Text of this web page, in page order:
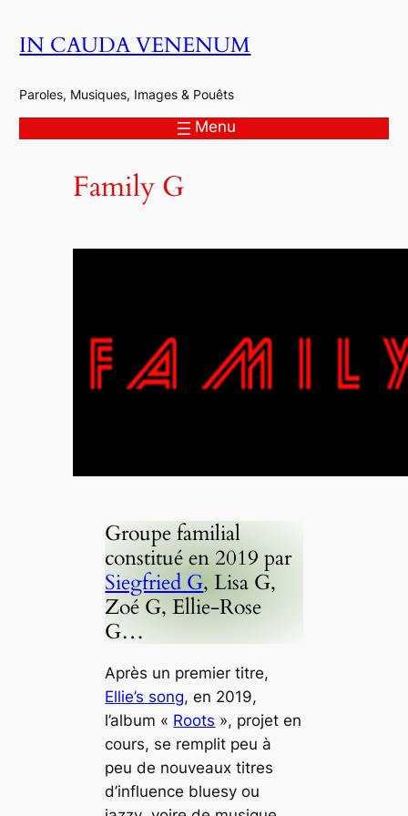
auIN CAUDA VENENUM
Paroles, Musiques, Images & Pouêts
Menu
Family G
Groupe familial
constitué en 2019 par
Siegfried G, Lisa G,
Zoé G, Ellie-Rose
G…
Après un premier titre,
Ellie’s song, en 2019,
l’album « Roots », projet en
cours, se remplit peu à
peu de nouveaux titres
d’influence bluesy ou